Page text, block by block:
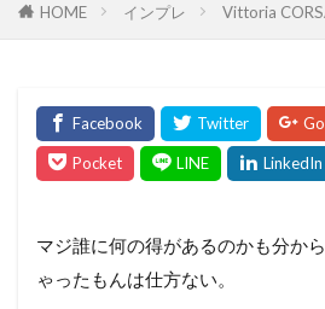
HOME インプレ Vittoria
マジ誰に何の得があるのかも分か
ゃったもんは仕方ない。